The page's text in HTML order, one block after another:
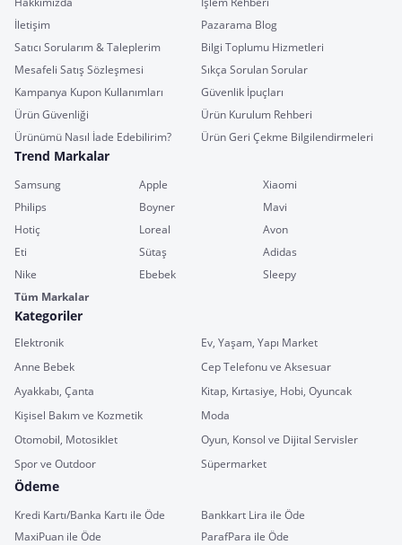
İletişim
Pazarama Blog
Satıcı Sorularım & Taleplerim
Bilgi Toplumu Hizmetleri
Mesafeli Satış Sözleşmesi
Sıkça Sorulan Sorular
Kampanya Kupon Kullanımları
Güvenlik İpuçları
Ürün Güvenliği
Ürün Kurulum Rehberi
Ürünümü Nasıl İade Edebilirim?
Ürün Geri Çekme Bilgilendirmeleri
Trend Markalar
Samsung Apple
Xiaomi
Philips
Boyner
Mavi
Hotiç
Loreal
Avon
Eti
Sütaş
Adidas
Nike
Ebebek
Sleepy
Tüm Markalar
Kategoriler
Elektronik
Ev, Yaşam, Yapı Market
Anne Bebek
Cep Telefonu ve Aksesuar
Ayakkabı, Çanta
Kitap, Kırtasiye, Hobi, Oyuncak
Kişisel Bakım ve Kozmetik
Moda
Otomobil, Motosiklet
Oyun, Konsol ve Dijital Servisler
Spor ve Outdoor
Süpermarket
Ödeme
Kredi Kartı/Banka Kartı ile Öde
Bankkart Lira ile Öde
MaxiPuan ile Öde
ParafPara ile Öde